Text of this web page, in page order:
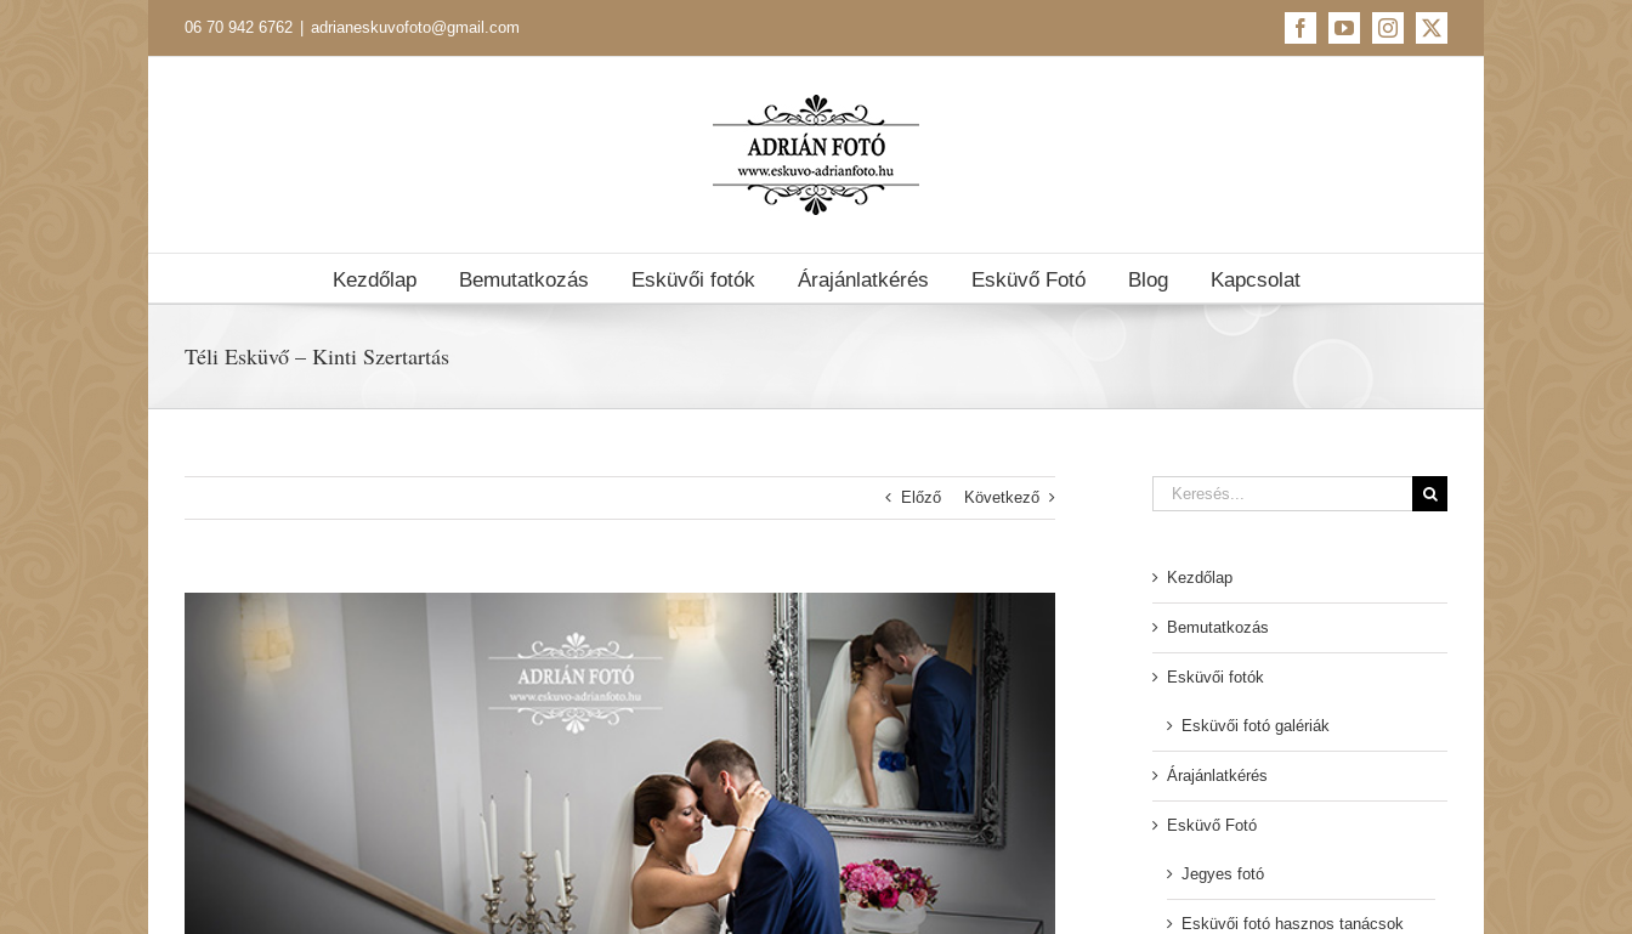
06 70 942 6762
adrianeskuvofoto@gmail.com FacebookYouTubeInstagram
X
Kezdőlap Bemutatkozás Esküvői fotók Árajánlatkérés Esküvő Fotó Blog Kapcsolat
Téli Esküvő – Kinti Szertartás
Előző Következő
Keresés...
Kezdőlap
Bemutatkozás
Esküvői fotók
Esküvői fotó galériák
Árajánlatkérés
Esküvő Fotó
Jegyes fotó
Esküvői fotó hasznos tanácsok